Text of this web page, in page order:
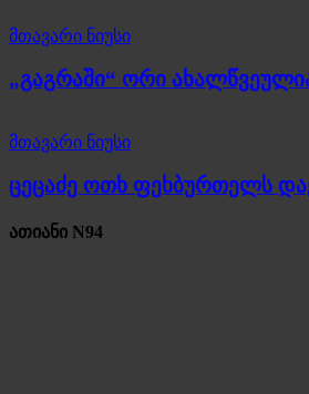
მთავარი ნიუსი
„გაგრაში“ ორი
მთავარი ნიუსი
ცეცაძე ოთხ ფეხბურთელს
ათიანი N94